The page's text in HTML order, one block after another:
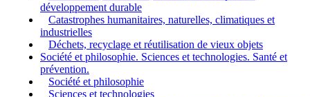
développement durable
Catastrophes humanitaires, naturelles, climatiques et
industrielles
Déchets, recyclage et réutilisation de vieux objets
Société et philosophie. Sciences et technologies. Santé et
prévention.
Société et philosophie
Sciences et technologies